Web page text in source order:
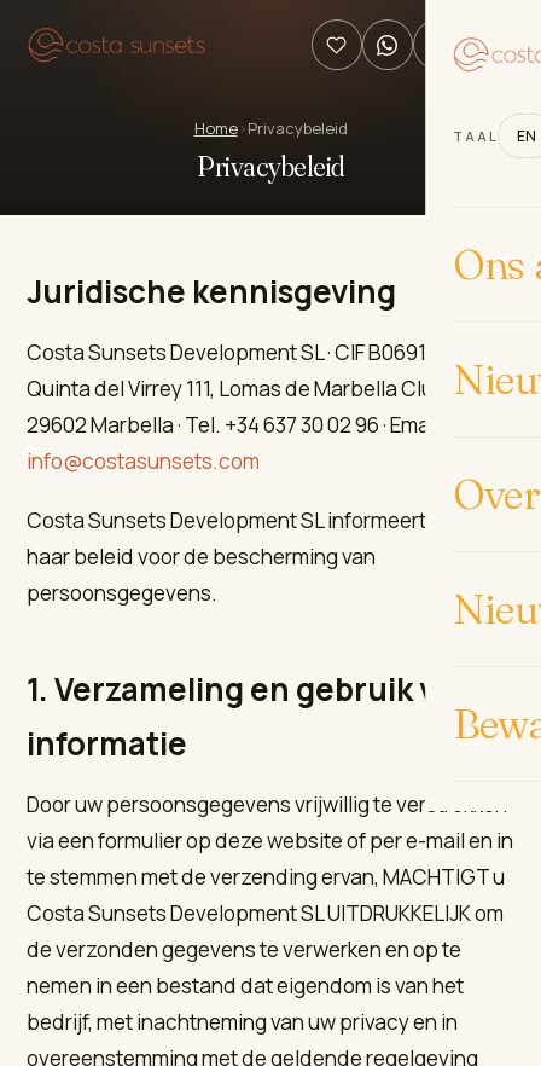
TAAL EN
Ons
Home›Privacybeleid
Privacybeleid
Juridische kennisgeving
Costa Sunsets Development SL · CIF B06913016 ·
Quinta del Virrey 111, Lomas de Marbella Club,
29602 Marbella · Tel. +34 637 30 02 96 · Email:
info@costasunsets.com
Costa Sunsets Development SL informeert u over
haar beleid voor de bescherming van
persoonsgegevens.
1. Verzameling en gebruik van
informatie
Door uw persoonsgegevens vrijwillig te verstrekken
via een formulier op deze website of per e-mail en in
te stemmen met de verzending ervan, MACHTIGT u
Costa Sunsets Development SL UITDRUKKELIJK om
de verzonden gegevens te verwerken en op te
nemen in een bestand dat eigendom is van het
bedrijf, met inachtneming van uw privacy en in
overeenstemming met de geldende regelgeving